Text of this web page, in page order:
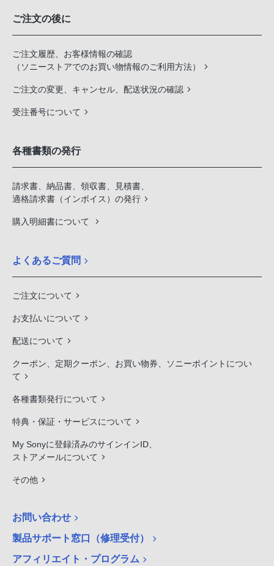
ご注文の後に
ご注文履歴、お客様情報の確認
（ソニーストアでのお買い物情報のご利用方法）
ご注文の変更、キャンセル、配送状況の確認
受注番号について
各種書類の発行
請求書、納品書、領収書、見積書、
適格請求書（インボイス）の発行
購入明細書について
よくあるご質問
ご注文について
お支払いについて
配送について
クーポン、定期クーポン、お買い物券、ソニーポイントについ
て
各種書類発行について
特典・保証・サービスについて
My Sonyに登録済みのサインインID、
ストアメールについて
その他
お問い合わせ
製品サポート窓口（修理受付）
アフィリエイト・プログラム